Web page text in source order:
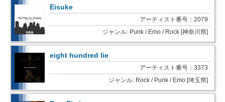
Eisuke
アーティスト番号：2079
ジャンル: Punk / Emo / Rock [神奈川県]
eight hundred lie
アーティスト番号：3373
ジャンル: Rock / Punk / Emo [埼玉県]